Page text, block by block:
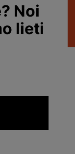
Noi
lieti